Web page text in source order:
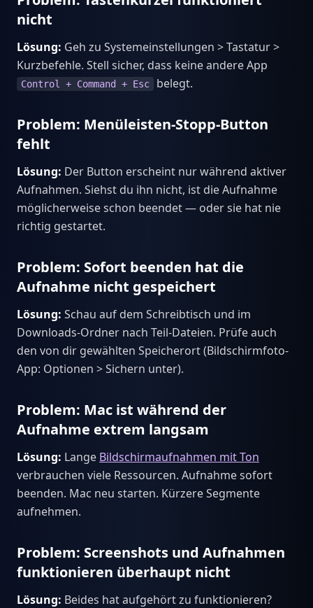
nicht
Lösung: Geh zu Systemeinstellungen > Tastatur >
Kurzbefehle. Stell sicher, dass keine andere App
Control + Command + Esc belegt.
Problem: Menüleisten-Stopp-Button
fehlt
Lösung: Der Button erscheint nur während aktiver
Aufnahmen. Siehst du ihn nicht, ist die Aufnahme
möglicherweise schon beendet — oder sie hat nie
richtig gestartet.
Problem: Sofort beenden hat die
Aufnahme nicht gespeichert
Lösung: Schau auf dem Schreibtisch und im
Downloads-Ordner nach Teil-Dateien. Prüfe auch
den von dir gewählten Speicherort (Bildschirmfoto-
App: Optionen > Sichern unter).
Problem: Mac ist während der
Aufnahme extrem langsam
Lösung: Lange Bildschirmaufnahmen mit Ton
verbrauchen viele Ressourcen. Aufnahme sofort
beenden. Mac neu starten. Kürzere Segmente
aufnehmen.
Problem: Screenshots und Aufnahmen
funktionieren überhaupt nicht
Lösung: Beides hat aufgehört zu funktionieren?